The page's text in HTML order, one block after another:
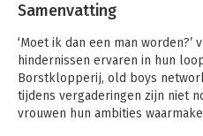
Samenvatting
‘Moet ik dan een man
hindernissen ervaren in hun
Borstklopperij, old boys
tijdens vergaderingen zijn niet
vrouwen hun ambities